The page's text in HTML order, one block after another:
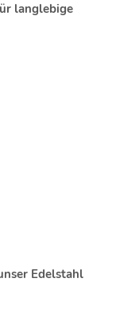
langlebige
Edelstahl